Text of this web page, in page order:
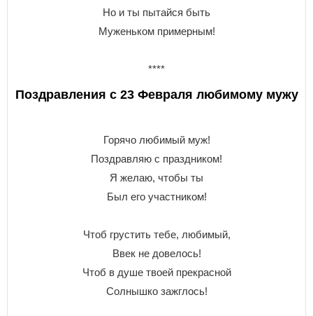
Но и ты пытайся быть
Муженьком примерным!
****
Поздравления с 23 Февраля любимому мужу
Горячо любимый муж!
Поздравляю с праздником!
Я желаю, чтобы ты
Был его участником!
Чтоб грустить тебе, любимый,
Ввек не довелось!
Чтоб в душе твоей прекрасной
Солнышко зажглось!